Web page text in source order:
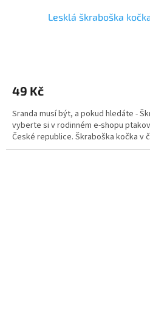
Lesklá škraboška
49 Kč
Sranda musí být, a pokud hledáte -
vyberte si v rodinném e-shopu
České republice. Škraboška kočka v